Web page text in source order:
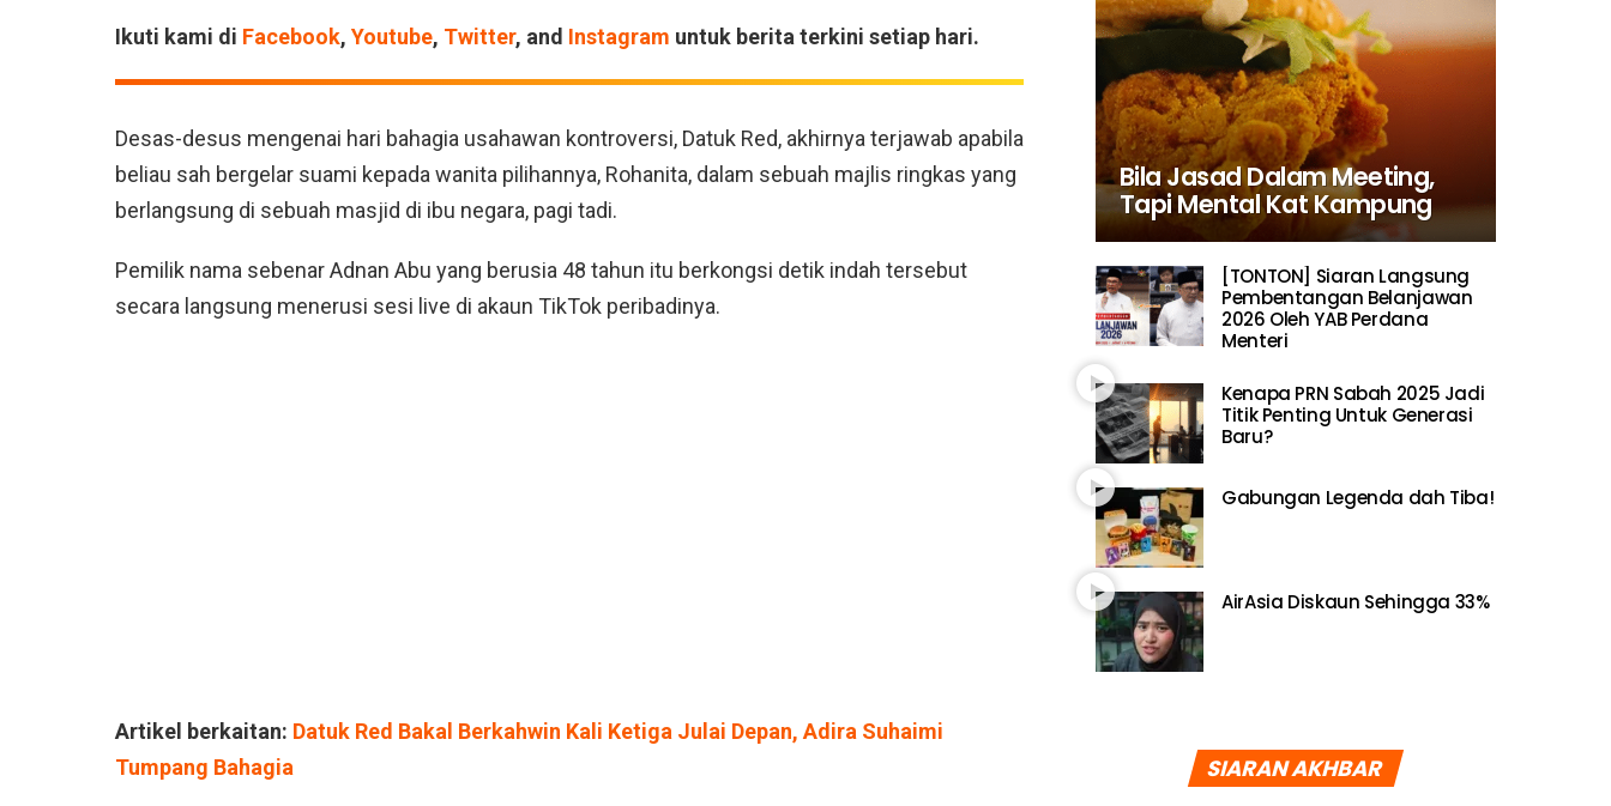
Ikuti kami di Facebook, Youtube, Twitter, and Instagram untuk berita terkini setiap hari.
Desas-desus mengenai hari bahagia usahawan kontroversi, Datuk Red, akhirnya terjawab apabila
beliau sah bergelar suami kepada wanita pilihannya, Rohanita, dalam sebuah majlis ringkas yang
berlangsung di sebuah masjid di ibu negara, pagi tadi.
Pemilik nama sebenar Adnan Abu yang berusia 48 tahun itu berkongsi detik indah tersebut
secara langsung menerusi sesi live di akaun TikTok peribadinya.
Artikel berkaitan: Datuk Red Bakal Berkahwin Kali Ketiga Julai Depan, Adira Suhaimi
Tumpang Bahagia
Bila Jasad Dalam Meeting,
Tapi Mental Kat Kampung
[TONTON] Siaran Langsung
Pembentangan Belanjawan
2026 Oleh YAB Perdana
Menteri
Kenapa PRN Sabah 2025 Jadi
Titik Penting Untuk Generasi
Baru?
Gabungan Legenda dah Tiba!
AirAsia Diskaun Sehingga 33%
SIARAN AKHBAR